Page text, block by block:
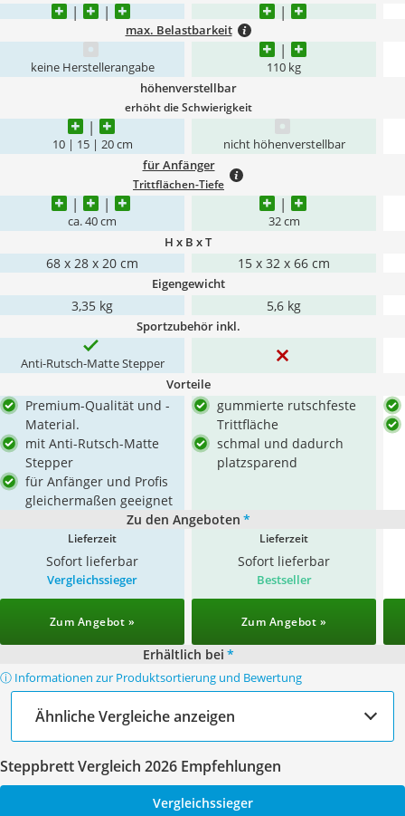
max. Belastbarkeit
keine Herstellerangabe 110 kg
höhenverstellbar
erhöht die Schwierigkeit
10 | 15 | 20 cm nicht höhenverstellbar
für Anfänger
Trittflächen-Tiefe
ca. 40 cm 32 cm
H x B x T
‎68 x 28 x 20 cm 15 x 32 x 66 cm
Eigengewicht
3,35 kg 5,6 kg
Sportzubehör inkl.
Anti-Rutsch-Matte Stepper
Vorteile
Premium-Qualität und -
Material.
mit Anti-Rutsch-Matte
Stepper
für Anfänger und Profis
gleichermaßen geeignet
gummierte rutschfeste
Trittfläche
schmal und dadurch
platzsparend
Zu den Angeboten *
Lieferzeit
Sofort lieferbar
Lieferzeit
Sofort lieferbar
Vergleichssieger
Zum Angebot »
Bestseller
Zum Angebot »
Erhältlich bei *
ⓘ Informationen zur Produktsortierung und Bewertung
Ähnliche Vergleiche anzeigen
Steppbrett Vergleich 2026 Empfehlungen
Vergleichssieger